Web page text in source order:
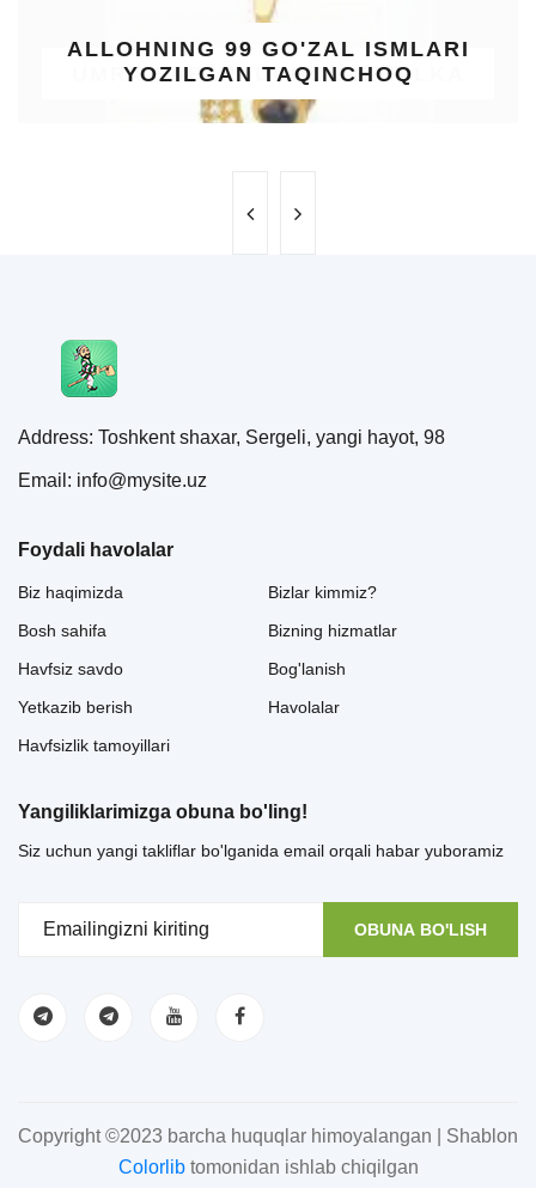
ALLOHNING 99 GO'ZAL ISMLARI
YOZILGAN TAQINCHOQ
Address: Toshkent shaxar, Sergeli, yangi hayot, 98
Email: info@mysite.uz
Foydali havolalar
Biz haqimizda
Bosh sahifa
Havfsiz savdo
Yetkazib berish
Havfsizlik tamoyillari
Bizlar kimmiz?
Bizning hizmatlar
Bog'lanish
Havolalar
Yangiliklarimizga obuna bo'ling!
Siz uchun yangi takliflar bo'lganida email orqali habar yuboramiz
OBUNA BO'LISH
Copyright ©2023 barcha huquqlar himoyalangan | Shablon
Colorlibtomonidan ishlab chiqilgan